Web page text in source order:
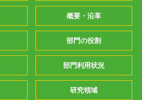
概要・沿革
部門の役割
部門利用状況
研究領域